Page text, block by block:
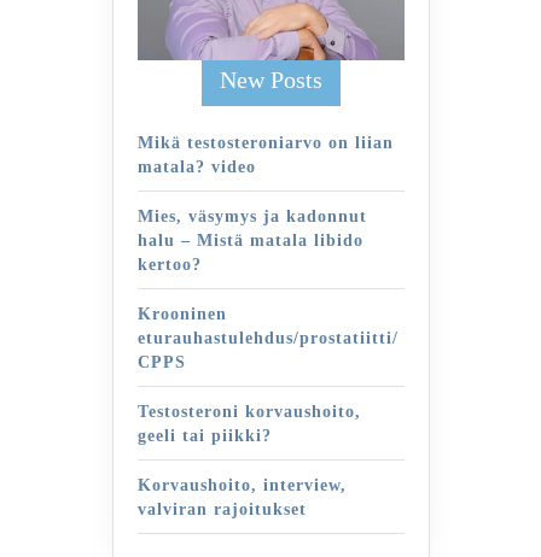
New Posts
Mikä testosteroniarvo on liian
matala? video
Mies, väsymys ja kadonnut
halu – Mistä matala libido
kertoo?
Krooninen
eturauhastulehdus/prostatiitti/
CPPS
Testosteroni korvaushoito,
geeli tai piikki?
Korvaushoito, interview,
valviran rajoitukset